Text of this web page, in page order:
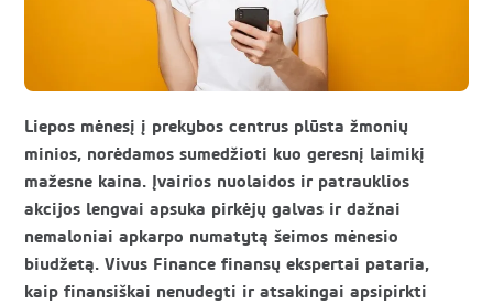
Liepos mėnesį į prekybos centrus plūsta žmonių
minios, norėdamos sumedžioti kuo geresnį laimikį
mažesne kaina. Įvairios nuolaidos ir patrauklios
akcijos lengvai apsuka pirkėjų galvas ir dažnai
nemaloniai apkarpo numatytą šeimos mėnesio
biudžetą. Vivus Finance finansų ekspertai pataria,
kaip finansiškai nenudegti ir atsakingai apsipirkti